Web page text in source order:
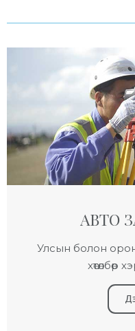
АВТО
Улсын болон орон
хөтөлбөр